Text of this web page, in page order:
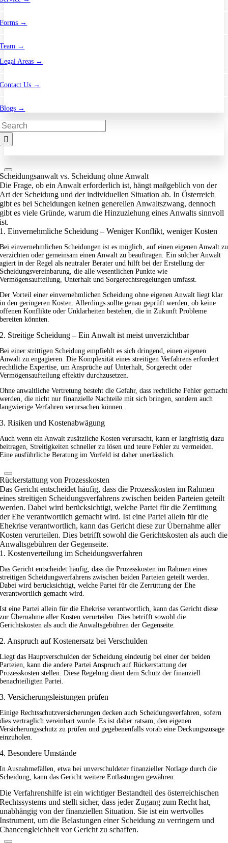
Forms →
Team →
Legal Areas →
Contact Us →
Blogs →
Scheidungsanwalt vs. Scheidung ohne Anwalt
Die Frage, ob ein Anwalt erforderlich ist, hängt maßgeblich von der
Art der Scheidung und der individuellen Situation ab. In Österreich
gibt es bei Scheidungen keinen generellen Anwaltszwang, dennoch
gibt es viele Gründe, warum die Hinzuziehung eines Anwalts sinnvoll
ist.
1. Einvernehmliche Scheidung – Weniger Konflikt, weniger Kosten
Bei einvernehmlichen Scheidungen ist es möglich, auf einen eigenen Anwalt zu
verzichten oder gemeinsam einen Anwalt zu beauftragen. Ein solcher Anwalt
agiert in der Regel als neutraler Berater und hilft bei der Erstellung der
Scheidungsvereinbarung, die alle wesentlichen Punkte wie
Vermögensaufteilung, Unterhalt und Sorgerechtsregelungen umfasst.
Der Vorteil einer einvernehmlichen Scheidung ohne eigenen Anwalt liegt klar
in den geringeren Kosten. Allerdings sollte genau geprüft werden, ob keine
offenen Konflikte oder Unklarheiten bestehen, die in Zukunft Probleme
bereiten könnten.
2. Streitige Scheidung – Ein Anwalt ist meist unverzichtbar
Bei einer strittigen Scheidung empfiehlt es sich dringend, einen eigenen
Anwalt zu engagieren. Die Komplexität eines streitigen Verfahrens erfordert
rechtliche Expertise, um Ansprüche auf Unterhalt, Sorgerecht oder
Vermögensaufteilung effektiv durchzusetzen.
Ohne anwaltliche Vertretung besteht die Gefahr, dass rechtliche Fehler gemacht
werden, die nicht nur finanzielle Nachteile mit sich bringen, sondern auch
langwierige Verfahren verursachen können.
3. Risiken und Kostenabwägung
Auch wenn ein Anwalt zusätzliche Kosten verursacht, kann er langfristig dazu
beitragen, Streitigkeiten schneller zu lösen und teure Fehler zu vermeiden.
Eine ausführliche Beratung im Vorfeld ist daher unerlässlich.
Rückerstattung von Prozesskosten
Das Gericht entscheidet häufig, dass die Prozesskosten im Rahmen
eines streitigen Scheidungsverfahrens zwischen beiden Parteien geteilt
werden. Dabei wird berücksichtigt, welche Partei für die Zerrüttung
der Ehe verantwortlich gemacht wird. Ist eine Partei allein für die
Ehekrise verantwortlich, kann das Gericht diese zur Übernahme aller
Kosten verurteilen. Dies betrifft sowohl die Gerichtskosten als auch die
Anwaltsgebühren der Gegenseite.
1. Kostenverteilung im Scheidungsverfahren
Das Gericht entscheidet häufig, dass die Prozesskosten im Rahmen eines
streitigen Scheidungsverfahrens zwischen beiden Parteien geteilt werden.
Dabei wird berücksichtigt, welche Partei für die Zerrüttung der Ehe
verantwortlich gemacht wird.
Ist eine Partei allein für die Ehekrise verantwortlich, kann das Gericht diese
zur Übernahme aller Kosten verurteilen. Dies betrifft sowohl die
Gerichtskosten als auch die Anwaltsgebühren der Gegenseite.
2. Anspruch auf Kostenersatz bei Verschulden
Liegt das Hauptverschulden der Scheidung eindeutig bei einer der beiden
Parteien, kann die andere Partei Anspruch auf Rückerstattung der
Prozesskosten stellen. Diese Regelung dient dem Schutz der finanziell
benachteiligten Partei.
3. Versicherungsleistungen prüfen
Einige Rechtsschutzversicherungen decken auch Scheidungsverfahren, sofern
dies vertraglich vereinbart wurde. Es ist daher ratsam, den eigenen
Versicherungsschutz zu prüfen und gegebenenfalls vorab eine Deckungszusage
einzuholen.
4. Besondere Umstände
In Ausnahmefällen, etwa bei unverschuldeter finanzieller Notlage durch die
Scheidung, kann das Gericht weitere Entlastungen gewähren.
Die Verfahrenshilfe ist ein wichtiger Bestandteil des österreichischen
Rechtssystems und stellt sicher, dass jeder Zugang zum Recht hat,
unabhängig von der finanziellen Situation. Sie ist ein wertvolles
Instrument, um die Belastungen einer Scheidung zu verringern und
Chancengleichheit vor Gericht zu schaffen.